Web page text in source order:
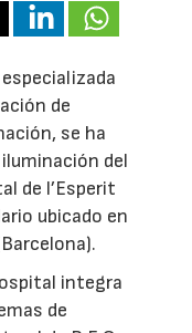
especializada
de
se ha
del
de l’Esperit
ubicado en
integra
de